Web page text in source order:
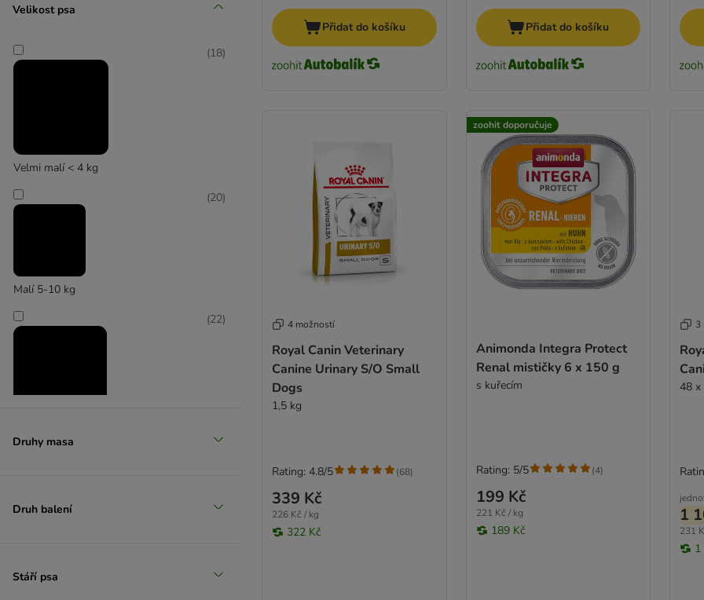
Concept for Life VET
Velikost psa
Velmi malí < 4 kg
(18)
Malí 5-10 kg
(20)
(22)
Druhy masa
Druh balení
Stáří psa
Přidat do košíku Přidat do košíku
4 možností
Royal Canin Veterinary
Canine Urinary S/O Small
Dogs
1,5 kg
339 Kč
226 Kč / kg
322 Kč
Rating: 4.8/5 (68)
zoohit doporučuje
Animonda Integra Protect
Renal mističky 6 x 150 g
s kuřecím
199 Kč
221 Kč / kg
189 Kč
Rating: 5/5 (4)
3
48
1
231
1